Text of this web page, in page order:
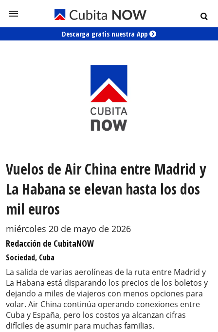
Descarga gratis nuestra App
Vuelos de Air China entre Madrid y
La Habana se elevan hasta los dos
mil euros
miércoles 20 de mayo de 2026
Redacción de CubitaNOW
Sociedad, Cuba
La salida de varias aerolíneas de la ruta entre Madrid y
La Habana está disparando los precios de los boletos y
dejando a miles de viajeros con menos opciones para
volar. Air China continúa operando conexiones entre
Cuba y España, pero los costos ya alcanzan cifras
difíciles de asumir para muchas familias.